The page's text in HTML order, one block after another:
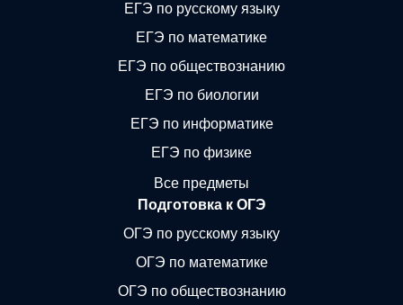
ЕГЭ по русскому языку
ЕГЭ по математике
ЕГЭ по обществознанию
ЕГЭ по биологии
ЕГЭ по информатике
ЕГЭ по физике
Все предметы
Подготовка к ОГЭ
ОГЭ по русскому языку
ОГЭ по математике
ОГЭ по обществознанию